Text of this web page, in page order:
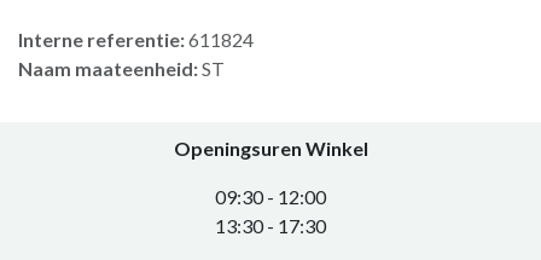
Interne referentie:611824
Naam maateenheid:ST
Openingsuren Winkel
0​9:30 - 12:00
​13:30 - 17:30​